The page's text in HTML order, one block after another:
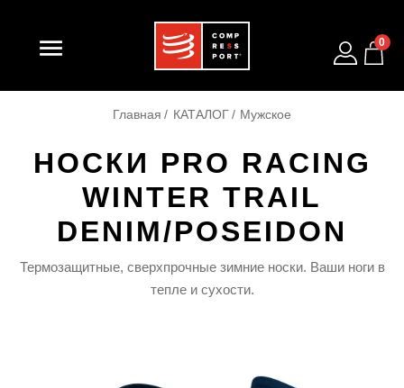
 0
Главная КАТАЛОГ Мужское
НОСКИ PRO RACING
WINTER TRAIL
DENIM/POSEIDON
Термозащитные, сверхпрочные зимние носки. Ваши ноги в
тепле и сухости.